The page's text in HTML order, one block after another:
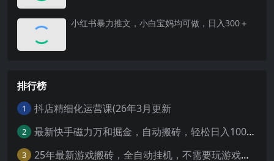
小红书暴力推文，小白宝妈均可做，日入300＋
排行榜
1 抖店精细化运营课(26年3月更新
2 最新快手磁力万和掘金，自动搬砖，轻松日入100-200，操作简单
3 25年最新游戏搬砖，全自动挂机，不需要玩游戏，单手机操作日入300+